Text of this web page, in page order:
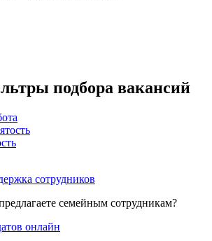
подбора вакансий
сотрудников
семейным сотрудникам?
онлайн